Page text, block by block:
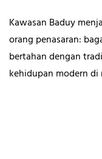
Kawasan Baduy
orang penasaran:
bertahan dengan
kehidupan modern di